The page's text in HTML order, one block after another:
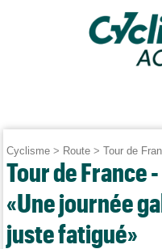
Cyclisme > Route >Tour de
Tour de France
«Une journée
juste fatigué»